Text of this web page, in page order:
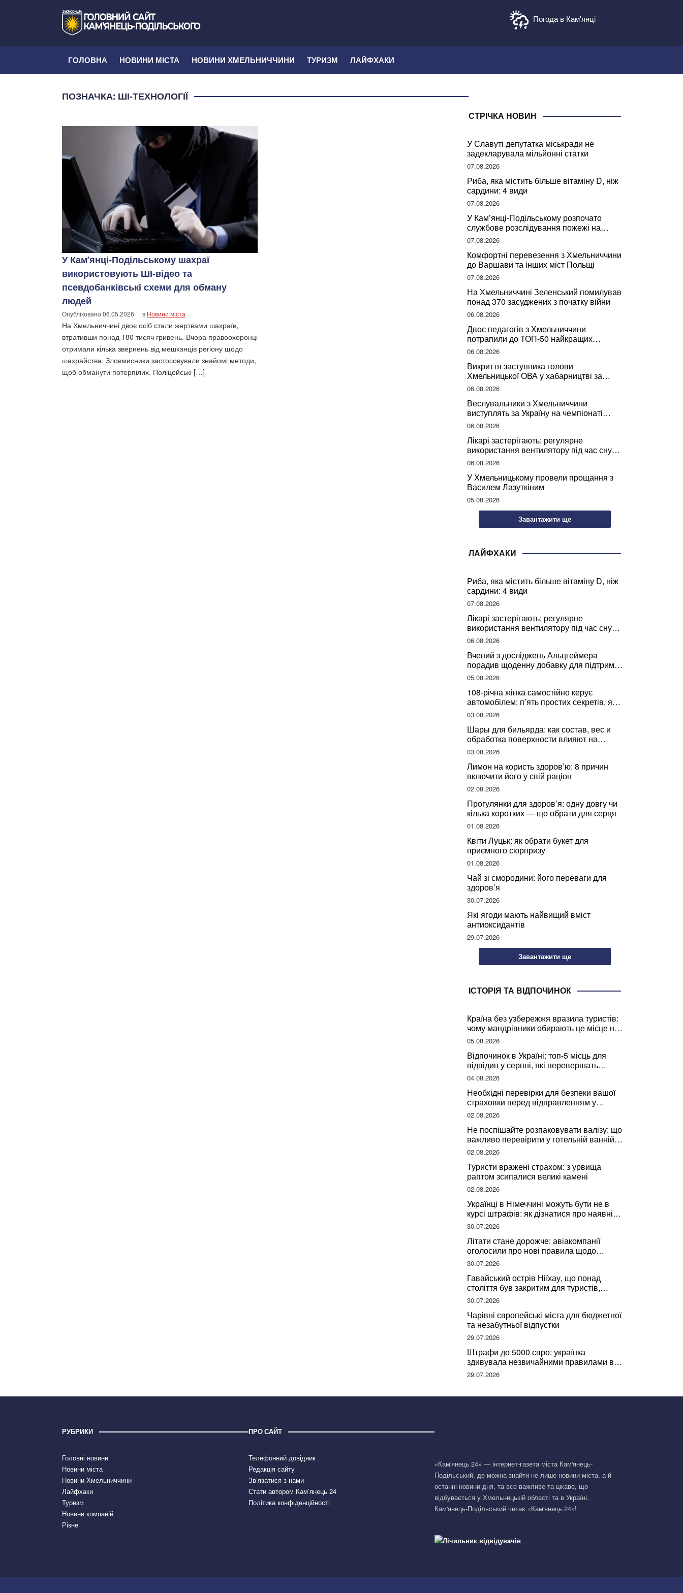
Погода в Кам'янці
ГОЛОВНА НОВИНИ МІСТА НОВИНИ ХМЕЛЬНИЧЧИНИ ТУРИЗМ ЛАЙФХАКИ
ПОЗНАЧКА: ШІ-ТЕХНОЛОГІЇ
У Кам’янці-Подільському шахраї
використовують ШІ-відео та
псевдобанківські схеми для обману
людей
Опубліковано06.05.2026 в Новини міста
На Хмельниччині двоє осіб стали жертвами шахраїв,
втративши понад 180 тисяч гривень. Вчора правоохоронці
отримали кілька звернень від мешканців регіону щодо
шахрайства. Зловмисники застосовували знайомі методи,
щоб обманути потерпілих. Поліцейські […]
СТРІЧКА НОВИН
У Славуті депутатка міськради не
задекларувала мільйонні статки
07.08.2026
Риба, яка містить більше вітаміну D, ніж
сардини: 4 види
07.08.2026
У Кам’янці-Подільському розпочато
службове розслідування пожежі на
сміттєзвалищі
07.08.2026
Комфортні перевезення з Хмельниччини
до Варшави та інших міст Польщі
07.08.2026
На Хмельниччині Зеленський помилував
понад 370 засуджених з початку війни
06.08.2026
Двоє педагогів з Хмельниччини
потрапили до ТОП-50 найкращих
учителів України
06.08.2026
Викриття заступника голови
Хмельницької ОВА у хабарництві за
підписання контрактів на ремонт доріг
06.08.2026
Веслувальники з Хмельниччини
виступлять за Україну на чемпіонаті
світу
06.08.2026
Лікарі застерігають: регулярне
використання вентилятору під час сну
може негативно вплинути на ваше
здоров’я
06.08.2026
У Хмельницькому провели прощання з
Василем Лазуткіним
05.08.2026
Завантажити ще
ЛАЙФХАКИ
Риба, яка містить більше вітаміну D, ніж
сардини: 4 види
07.08.2026
Лікарі застерігають: регулярне
використання вентилятору під час сну
може негативно вплинути на ваше
здоров’я
06.08.2026
Вчений з досліджень Альцгеймера
порадив щоденну добавку для підтримки
мозкової діяльності
05.08.2026
108-річна жінка самостійно керує
автомобілем: п’ять простих секретів, які
допомогли їй дожити до століття
03.08.2026
Шары для бильярда: как состав, вес и
обработка поверхности влияют на
динамику игры
03.08.2026
Лимон на користь здоров’ю: 8 причин
включити його у свій раціон
02.08.2026
Прогулянки для здоров’я: одну довгу чи
кілька коротких — що обрати для серця
01.08.2026
Квіти Луцьк: як обрати букет для
приємного сюрпризу
01.08.2026
Чай зі смородини: його переваги для
здоров’я
30.07.2026
Які ягоди мають найвищий вміст
антиоксидантів
29.07.2026
Завантажити ще
ІСТОРІЯ ТА ВІДПОЧИНОК
Країна без узбережжя вразила туристів:
чому мандрівники обирають це місце на
відпочинок
05.08.2026
Відпочинок в Україні: топ-5 місць для
відвідин у серпні, які перевершать
закордонні враження
04.08.2026
Необхідні перевірки для безпеки вашої
страховки перед відправленням у
подорож
02.08.2026
Не поспішайте розпаковувати валізу: що
важливо перевірити у готельній ванній
за словами досвідченої мандрівниці
02.08.2026
Туристи вражені страхом: з урвища
раптом зсипалися великі камені
02.08.2026
Українці в Німеччині можуть бути не в
курсі штрафів: як дізнатися про наявні
борги
30.07.2026
Літати стане дорожче: авіакомпанії
оголосили про нові правила щодо
вибору місць
30.07.2026
Гавайський острів Ніїхау, що понад
століття був закритим для туристів,
починає приймати перших відвідувачів
30.07.2026
Чарівні європейські міста для бюджетної
та незабутньої відпустки
29.07.2026
Штрафи до 5000 євро: українка
здивувала незвичайними правилами в
Німеччині та поділилася правдою
29.07.2026
РУБРИКИ
Головні новини
Новини міста
Новини Хмельниччини
Лайфхаки
Туризм
Новини компаній
Різне
ПРО САЙТ
Телефонний довідник
Редакція сайту
Зв’язатися з нами
Стати автором Кам’янець 24
Політика конфіденційності
«Кам'янець 24» — інтернет-газета міста Кам'янець-
Подільський, де можна знайти не лише новини міста, а й
останні новини дня, та все важливе та цікаве, що
відбувається у Хмельницькій області та в Україні.
Кам'янець-Подільський читає «Кам'янець 24»!